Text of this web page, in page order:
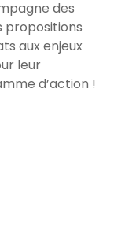
des
propositions
aux enjeux
leur
d’action !